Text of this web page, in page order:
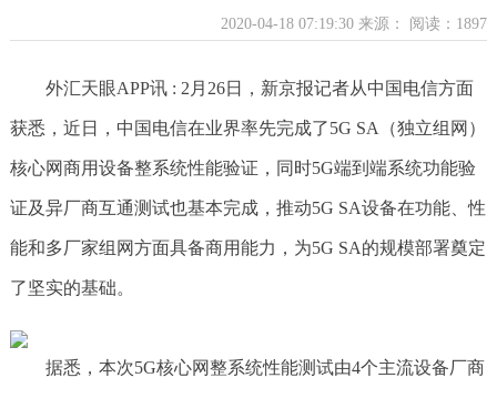
2020-04-18 07:19:30 来源： 阅读：1897
外汇天眼APP讯 : 2月26日，新京报记者从中国电信方面
获悉，近日，中国电信在业界率先完成了5G SA（独立组网）
核心网商用设备整系统性能验证，同时5G端到端系统功能验
证及异厂商互通测试也基本完成，推动5G SA设备在功能、性
能和多厂家组网方面具备商用能力，为5G SA的规模部署奠定
了坚实的基础。
据悉，本次5G核心网整系统性能测试由4个主流设备厂商